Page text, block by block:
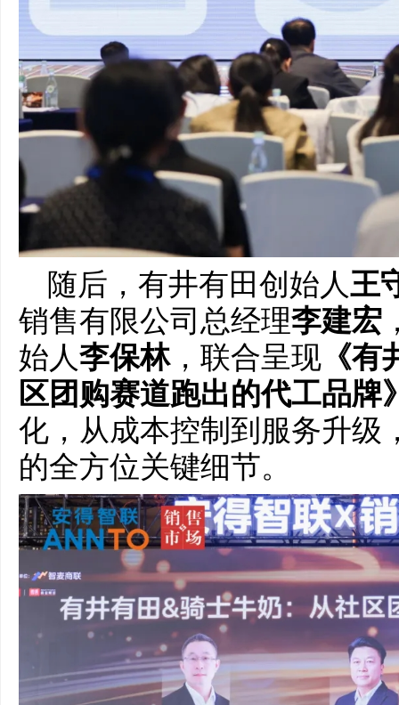
随后，有井有田创始人王
销售有限公司总经理李建宏
始人李保林，联合呈现 《
区团购赛道跑出的代工品牌
化，从成本控制到服务升级
的全方位关键细节。